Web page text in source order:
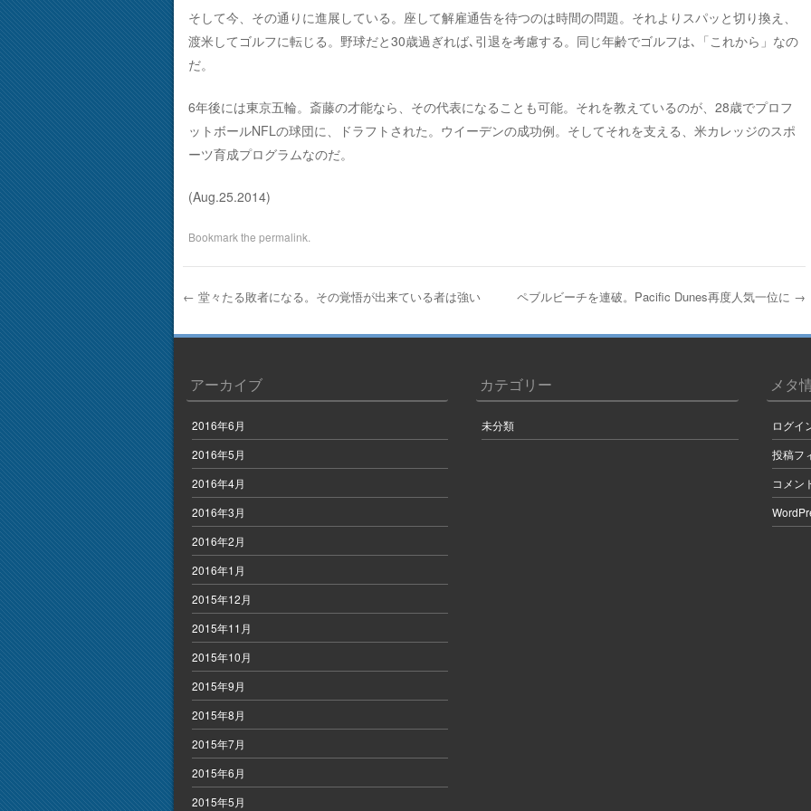
そして今、その通りに進展している。座して解雇通告を待つのは時間の問題。それよりスパッと切り換え、
渡米してゴルフに転じる。野球だと30歳過ぎれば､引退を考慮する。同じ年齢でゴルフは､「これから」なの
だ。
6年後には東京五輪。斎藤の才能なら、その代表になることも可能。それを教えているのが、28歳でプロフ
ットボールNFLの球団に、ドラフトされた。ウイーデンの成功例。そしてそれを支える、米カレッジのスポ
ーツ育成プログラムなのだ。
(Aug.25.2014)
Bookmark the permalink
Post navigation
← 堂々たる敗者になる。その覚悟が出来ている者は強い ペブルビーチを連破。Pacific Dunes再度人気一位に →
アーカイブ
2016年6月
2016年5月
2016年4月
2016年3月
2016年2月
2016年1月
2015年12月
2015年11月
2015年10月
2015年9月
2015年8月
2015年7月
2015年6月
2015年5月
カテゴリー
未分類
メタ
ログイ
投稿フ
コメン